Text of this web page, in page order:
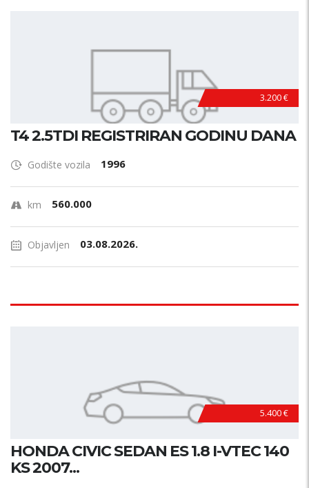
3.200 €
T4 2.5TDI REGISTRIRAN GODINU DANA
Godište vozila 1996
km 560.000
Objavljen 03.08.2026.
5.400 €
HONDA CIVIC SEDAN ES 1.8 I-VTEC 140
KS 2007...